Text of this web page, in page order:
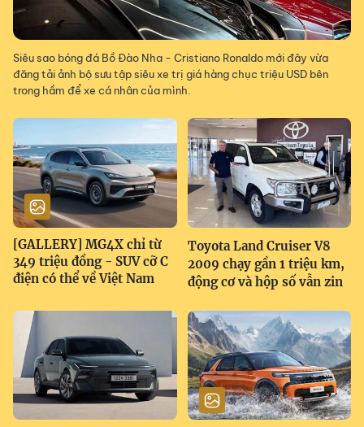
Siêu sao bóng đá Bồ Đào Nha - Cristiano Ronaldo mới đây vừa
đăng tải ảnh bộ sưu tập siêu xe trị giá hàng chục triệu USD bên
trong hầm để xe cá nhân của mình.
[GALLERY] MG4X chỉ từ
349 triệu đồng - SUV cỡ C
điện có thể về Việt Nam
Toyota Land Cruiser V8
2009 chạy gần 1 triệu km,
động cơ và hộp số vẫn zin